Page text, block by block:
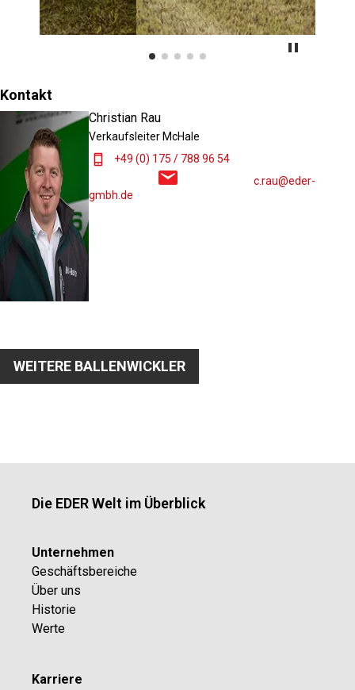
Kontakt
Christian Rau
Verkaufsleiter McHale
+49 (0) 175 / 788 96 54
c.rau@eder-
gmbh.de
WEITERE BALLENWICKLER
Die EDER Welt im Überblick
Unternehmen
Geschäftsbereiche
Über uns
Historie
Werte
Karriere